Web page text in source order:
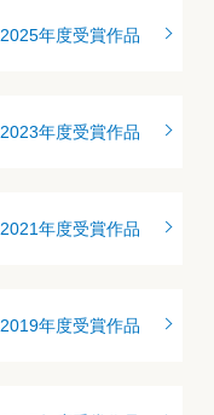
2025年度受賞作品
2023年度受賞作品
2021年度受賞作品
2019年度受賞作品